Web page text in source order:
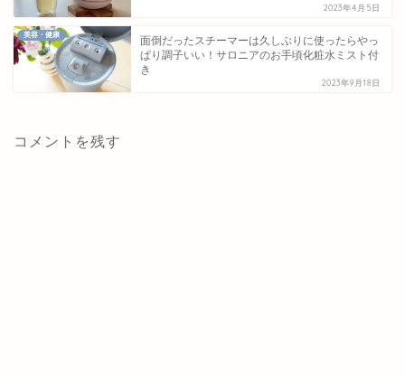
2023年4月5日
美容・健康
面倒だったスチーマーは久しぶりに使ったらやっ
ぱり調子いい！サロニアのお手頃化粧水ミスト付
き
2023年9月18日
コメントを残す